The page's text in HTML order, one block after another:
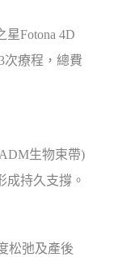
Fotona 4D
次療程，總費
生物束帶)
成持久支撐。
松弛及產後